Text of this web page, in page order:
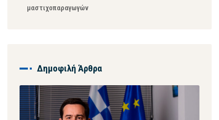
μαστιχοπαραγωγών
Δημοφιλή Άρθρα